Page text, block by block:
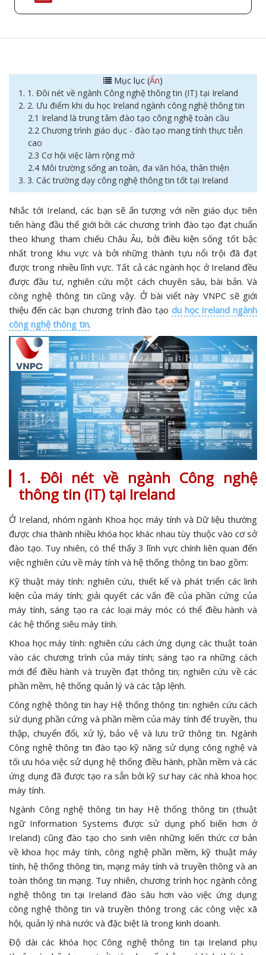
Mục lục (Ẩn)
1. 1. Đôi nét về ngành Công nghệ thông tin (IT) tại Ireland
2. 2. Ưu điểm khi du học Ireland ngành công nghệ thông tin
2.1 Ireland là trung tâm đào tạo công nghệ toàn cầu
2.2 Chương trình giáo dục - đào tạo mang tính thực tiễn
cao
2.3 Cơ hội việc làm rộng mở
2.4 Môi trường sống an toàn, đa văn hóa, thân thiện
3. 3. Các trường dạy công nghệ thông tin tốt tại Ireland
Nhắc tới Ireland, các bạn sẽ ấn tượng với nền giáo dục tiên
tiến hàng đầu thế giới bởi các chương trình đào tạo đạt chuẩn
theo khung tham chiếu Châu Âu, bởi điều kiện sống tốt bậc
nhất trong khu vực và bởi những thành tựu nổi trội đã đạt
được trong nhiều lĩnh vực. Tất cả các ngành học ở Ireland đều
được đầu tư, nghiên cứu một cách chuyên sâu, bài bản. Và
công nghệ thông tin cũng vậy. Ở bài viết này VNPC sẽ giới
thiệu đến các bạn chương trình đào tạo du học Ireland ngành
công nghệ thông tin.
1. Đôi nét về ngành Công nghệ
thông tin (IT) tại Ireland
Ở Ireland, nhóm ngành Khoa học máy tính và Dữ liệu thường
được chia thành nhiều khóa học khác nhau tùy thuộc vào cơ sở
đào tạo. Tuy nhiên, có thể thấy 3 lĩnh vực chính liên quan đến
việc nghiên cứu về máy tính và hệ thống thông tin bao gồm:
Kỹ thuật máy tính: nghiên cứu, thiết kế và phát triển các linh
kiện của máy tính; giải quyết các vấn đề của phần cứng của
máy tính, sáng tạo ra các loại máy móc có thể điều hành và
các hệ thống siêu máy tính.
Khoa học máy tính: nghiên cứu cách ứng dụng các thuật toán
vào các chương trình của máy tính; sáng tạo ra những cách
mới để điều hành và truyền đạt thông tin; nghiên cứu về các
phần mềm, hệ thống quản lý và các tập lệnh.
Công nghệ thông tin hay Hệ thống thông tin: nghiên cứu cách
sử dụng phần cứng và phần mềm của máy tính để truyền, thu
thập, chuyển đổi, xử lý, bảo vệ và lưu trữ thông tin. Ngành
Công nghệ thông tin đào tạo kỹ năng sử dụng công nghệ và
tối ưu hóa việc sử dụng hệ thống điều hành, phần mềm và các
ứng dụng đã được tạo ra sẵn bởi kỹ sư hay các nhà khoa học
máy tính.
Ngành Công nghệ thông tin hay Hệ thống thông tin (thuật
ngữ Information Systems được sử dụng phổ biến hơn ở
Ireland) cũng đào tạo cho sinh viên những kiến thức cơ bản
về khoa học máy tính, công nghệ phần mềm, kỹ thuật máy
tính, hệ thống thông tin, mạng máy tính và truyền thông và an
toàn thông tin mạng. Tuy nhiên, chương trình học ngành công
nghệ thông tin tại Ireland đào sâu hơn vào việc ứng dụng
công nghệ thông tin và truyền thông trong các công việc xã
hội, quản lý nhà nước và đặc biệt là trong kinh doanh.
Độ dài các khóa học Công nghệ thông tin tại Ireland phụ